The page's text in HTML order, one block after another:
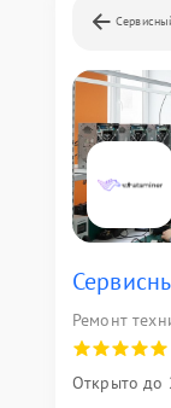
Ремонт
Открыто до